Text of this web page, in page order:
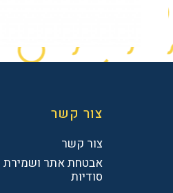
צור קשר
צור קשר
אבטחת אתר ושמירת
סודיות